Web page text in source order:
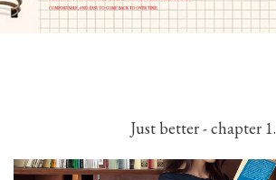
Just better - chapter 1.